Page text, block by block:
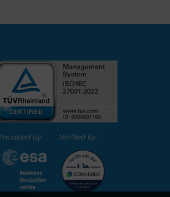
Incubed by Verified by